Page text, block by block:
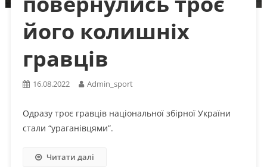
його колишніх
гравців
16.08.2022 Admin_sport
Одразу троє гравців національної збірної України
стали “ураганівцями”.
Читати далі